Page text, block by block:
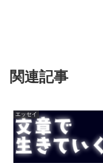
関連記事
エッセイ